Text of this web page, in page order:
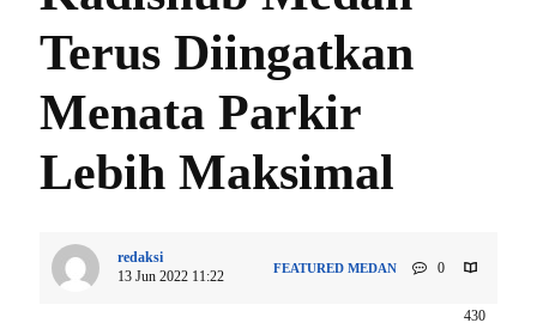
Terus Diingatkan
Menata Parkir
Lebih Maksimal
redaksi
13 Jun 2022 11:22
FEATURED MEDAN 0
430